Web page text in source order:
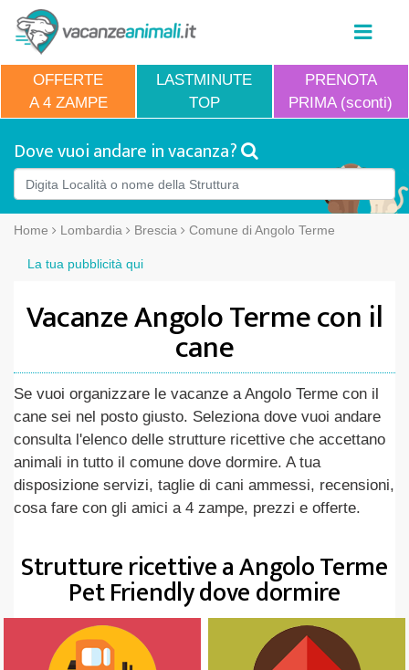
OFFERTE
A 4 ZAMPE
LASTMINUTE
TOP
PRENOTA
PRIMA (sconti)
Dove vuoi andare in vacanza?
Home Lombardia Brescia Comune di Angolo Terme
La tua pubblicità qui
Vacanze Angolo Terme con il
cane
Se vuoi organizzare le vacanze a Angolo Terme con il
cane sei nel posto giusto. Seleziona dove vuoi andare
consulta l'elenco delle strutture ricettive che accettano
animali in tutto il comune dove dormire. A tua
disposizione servizi, taglie di cani ammessi, recensioni,
cosa fare con gli amici a 4 zampe, prezzi e offerte.
Strutture ricettive a Angolo Terme
Pet Friendly dove dormire